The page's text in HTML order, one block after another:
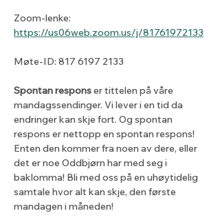
Zoom-lenke:
https://us06web.zoom.us/j/81761972133
Møte-ID: 817 6197 2133
Spontan respons er tittelen på våre
mandagssendinger. Vi lever i en tid da
endringer kan skje fort. Og spontan
respons er nettopp en spontan respons!
Enten den kommer fra noen av dere, eller
det er noe Oddbjørn har med seg i
baklomma! Bli med oss på en uhøytidelig
samtale hvor alt kan skje, den første
mandagen i måneden!